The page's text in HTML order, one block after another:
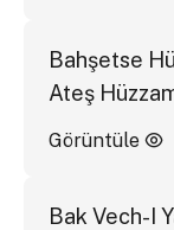
Bahşetse
Ateş
Görüntüle
Bak Vech-I